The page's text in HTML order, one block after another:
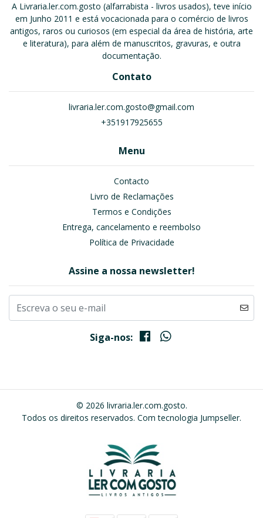
A Livraria.ler.com.gosto (alfarrabista - livros usados), teve início
em Junho 2011 e está vocacionada para o comércio de livros
antigos, raros ou curiosos (em especial da área de história, arte
e literatura), para além de manuscritos, gravuras, e outra
documentação.
Contato
livraria.ler.com.gosto@gmail.com
+351917925655
Menu
Contacto
Livro de Reclamações
Termos e Condições
Entrega, cancelamento e reembolso
Política de Privacidade
Assine a nossa newsletter!
Siga-nos:
© 2026 livraria.ler.com.gosto.
Todos os direitos reservados. Com tecnologia Jumpseller.